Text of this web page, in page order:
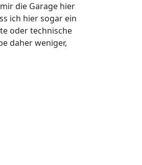
die Garage hier
ich hier sogar ein
oder technische
daher weniger,